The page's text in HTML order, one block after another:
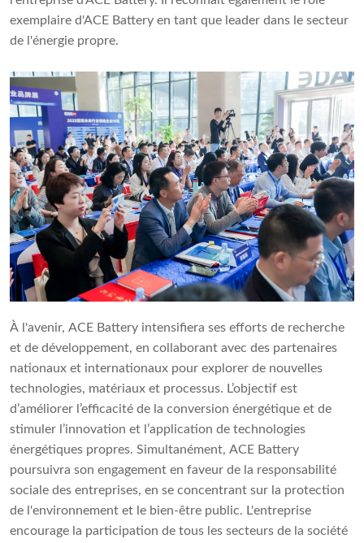
exemplaire d'ACE Battery en tant que leader dans le secteur
de l'énergie propre.
À l'avenir, ACE Battery intensifiera ses efforts de recherche
et de développement, en collaborant avec des partenaires
nationaux et internationaux pour explorer de nouvelles
technologies, matériaux et processus. L’objectif est
d’améliorer l’efficacité de la conversion énergétique et de
stimuler l’innovation et l’application de technologies
énergétiques propres. Simultanément, ACE Battery
poursuivra son engagement en faveur de la responsabilité
sociale des entreprises, en se concentrant sur la protection
de l'environnement et le bien-être public. L'entreprise
encourage la participation de tous les secteurs de la société